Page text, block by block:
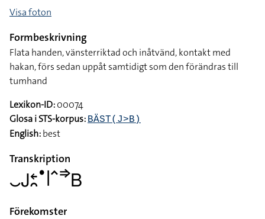
Visa foton
Formbeskrivning
Flata handen, vänsterriktad och inåtvänd, kontakt med
hakan, förs sedan uppåt samtidigt som den förändras till
tumhand
Lexikon-ID:00074
Glosa i STS-korpus: BÄST(J>B)
English:best
Transkription
􌤛􌤢􌥓􌥘􌤟􌥼􌥦􌦆􌤧
Förekomster